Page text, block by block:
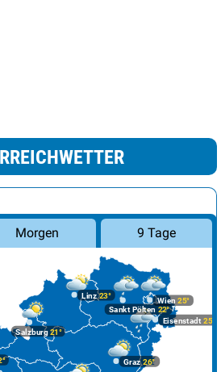
Morgen 9 Tage
Graz26°
Linz23°
Salzburg21°
Wien 25°
Eisenstadt 25°
Sankt Pölten 22°